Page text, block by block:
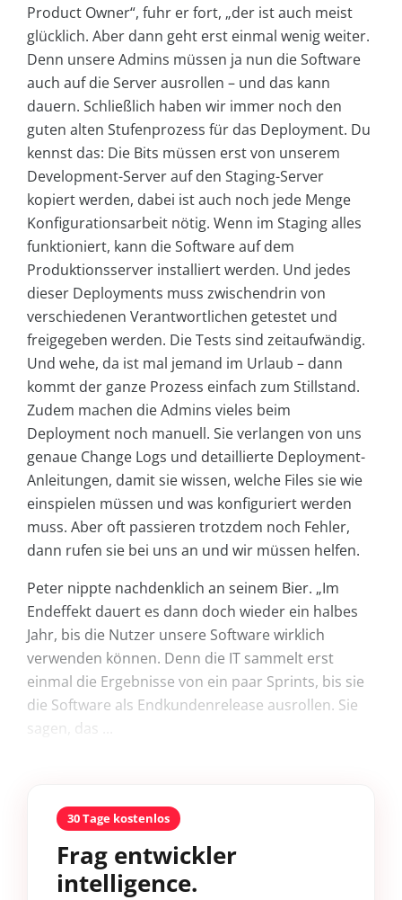
Product Owner“, fuhr er fort, „der ist auch meist
glücklich. Aber dann geht erst einmal wenig weiter.
Denn unsere Admins müssen ja nun die Software
auch auf die Server ausrollen – und das kann
dauern. Schließlich haben wir immer noch den
guten alten Stufenprozess für das Deployment. Du
kennst das: Die Bits müssen erst von unserem
Development-Server auf den Staging-Server
kopiert werden, dabei ist auch noch jede Menge
Konfigurationsarbeit nötig. Wenn im Staging alles
funktioniert, kann die Software auf dem
Produktionsserver installiert werden. Und jedes
dieser Deployments muss zwischendrin von
verschiedenen Verantwortlichen getestet und
freigegeben werden. Die Tests sind zeitaufwändig.
Und wehe, da ist mal jemand im Urlaub – dann
kommt der ganze Prozess einfach zum Stillstand.
Zudem machen die Admins vieles beim
Deployment noch manuell. Sie verlangen von uns
genaue Change Logs und detaillierte Deployment-
Anleitungen, damit sie wissen, welche Files sie wie
einspielen müssen und was konfiguriert werden
muss. Aber oft passieren trotzdem noch Fehler,
dann rufen sie bei uns an und wir müssen helfen.
Peter nippte nachdenklich an seinem Bier. „Im
Endeffekt dauert es dann doch wieder ein halbes
Jahr, bis die Nutzer unsere Software wirklich
verwenden können. Denn die IT sammelt erst
einmal die Ergebnisse von ein paar Sprints, bis sie
die Software als Endkundenrelease ausrollen. Sie
sagen, das ...
30 Tage kostenlos
Frag entwickler
intelligence.